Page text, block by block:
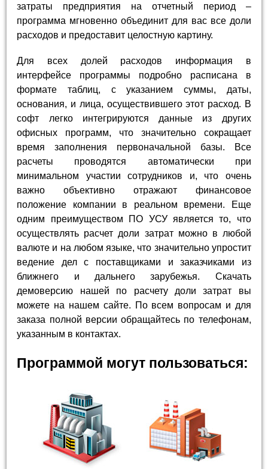
затраты предприятия на отчетный период –
программа мгновенно объединит для вас все доли
расходов и предоставит целостную картину.
Для всех долей расходов информация в
интерфейсе программы подробно расписана в
формате таблиц, с указанием суммы, даты,
основания, и лица, осуществившего этот расход. В
софт легко интегрируются данные из других
офисных программ, что значительно сокращает
время заполнения первоначальной базы. Все
расчеты проводятся автоматически при
минимальном участии сотрудников и, что очень
важно объективно отражают финансовое
положение компании в реальном времени. Еще
одним преимуществом ПО УСУ является то, что
осуществлять расчет доли затрат можно в любой
валюте и на любом языке, что значительно упростит
ведение дел с поставщиками и заказчиками из
ближнего и дальнего зарубежья. Скачать
демоверсию нашей по расчету доли затрат вы
можете на нашем сайте. По всем вопросам и для
заказа полной версии обращайтесь по телефонам,
указанным в контактах.
Программой могут пользоваться: